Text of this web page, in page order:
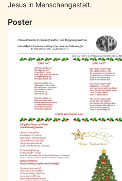
Jesus in Menschengestalt.
Poster